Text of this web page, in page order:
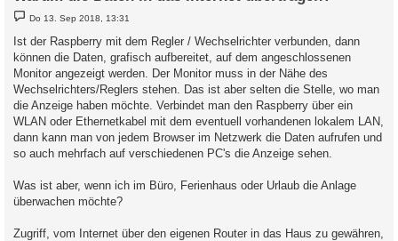
B
e
t
r
g
Do 13. Sep 2018, 13:31
Ist der Raspberry mit dem Regler / Wechselrichter verbunden, dann
können die Daten, grafisch aufbereitet, auf dem angeschlossenen
Monitor angezeigt werden. Der Monitor muss in der Nähe des
Wechselrichters/Reglers stehen. Das ist aber selten die Stelle, wo man
die Anzeige haben möchte. Verbindet man den Raspberry über ein
WLAN oder Ethernetkabel mit dem eventuell vorhandenen lokalem LAN,
dann kann man von jedem Browser im Netzwerk die Daten aufrufen und
so auch mehrfach auf verschiedenen PC's die Anzeige sehen.
Was ist aber, wenn ich im Büro, Ferienhaus oder Urlaub die Anlage
überwachen möchte?
Zugriff, vom Internet über den eigenen Router in das Haus zu gewähren,